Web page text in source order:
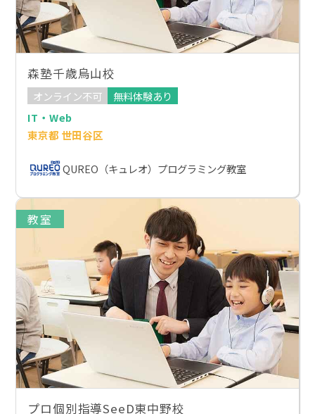
森塾千歳烏山校
オンライン不可
無料体験あり
IT・Web
東京都 世田谷区
QUREO（キュレオ）プログラミング教室
教室
プロ個別指導SeeD東中野校